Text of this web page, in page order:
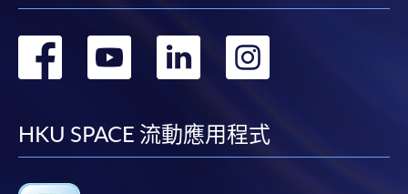
轉
facebook
轉
youtube
轉
linkedin
HKU SPACE 流動應用程式